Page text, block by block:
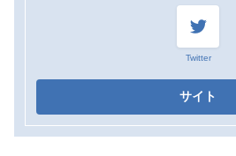
Twitter